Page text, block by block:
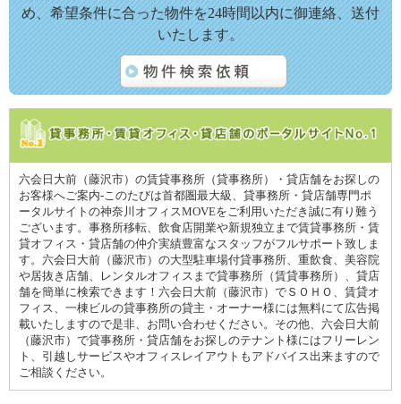
め、希望条件に合った物件を24時間以内に御連絡、送付
いたします。
六会日大前（藤沢市）の賃貸事務所（貸事務所）・貸店舗をお探しの
お客様へご案内-このたびは首都圏最大級、貸事務所・貸店舗専門ポ
ータルサイトの神奈川オフィスMOVEをご利用いただき誠に有り難う
ございます。事務所移転、飲食店開業や新規独立まで賃貸事務所・賃
貸オフィス・貸店舗の仲介実績豊富なスタッフがフルサポート致しま
す。六会日大前（藤沢市）の大型駐車場付貸事務所、重飲食、美容院
や居抜き店舗、レンタルオフィスまで貸事務所（賃貸事務所）、貸店
舗を簡単に検索できます！六会日大前（藤沢市）でＳＯＨＯ、賃貸オ
フィス、一棟ビルの貸事務所の貸主・オーナー様には無料にて広告掲
載いたしますので是非、お問い合わせください。その他、六会日大前
（藤沢市）で貸事務所・貸店舗をお探しのテナント様にはフリーレン
ト、引越しサービスやオフィスレイアウトもアドバイス出来ますので
ご相談ください。